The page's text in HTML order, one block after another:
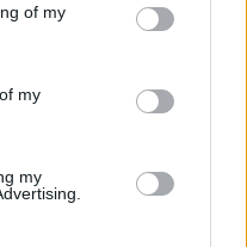
You may click to
its third-party tags to
in below Google
of my
my
my
κάνει τα πρώτα της